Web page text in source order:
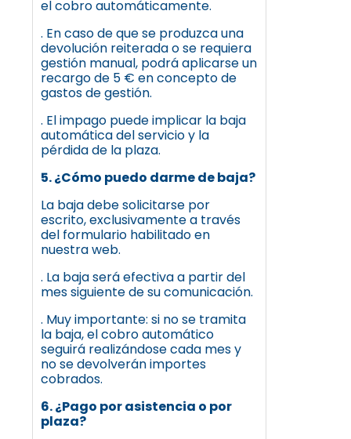
el cobro automáticamente.
. En caso de que se produzca una
devolución reiterada o se requiera
gestión manual, podrá aplicarse un
recargo de 5 € en concepto de
gastos de gestión.
. El impago puede implicar la baja
automática del servicio y la
pérdida de la plaza.
5. ¿Cómo puedo darme de baja?
La baja debe solicitarse por
escrito, exclusivamente a través
del formulario habilitado en
nuestra web.
. La baja será efectiva a partir del
mes siguiente de su comunicación.
. Muy importante: si no se tramita
la baja, el cobro automático
seguirá realizándose cada mes y
no se devolverán importes
cobrados.
6. ¿Pago por asistencia o por
plaza?